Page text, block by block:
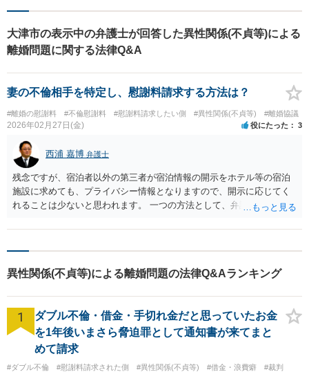
大津市の表示中の弁護士が回答した異性関係(不貞等)による
離婚問題に関する法律Q&A
妻の不倫相手を特定し、慰謝料請求する方法は？
#離婚の慰謝料 #不倫慰謝料 #慰謝料請求したい側 #異性関係(不貞等) #離婚協議
2026年02月27日(金) 役にたった 3
西浦 嘉博 弁護士
残念ですが、宿泊者以外の第三者が宿泊情報の開示をホテル等の宿泊
施設に求めても、プライバシー情報となりますので、開示に応じてく
れることは少ないと思われます。 一つの方法として、弁護士法第23条
す。 なお、奥さんと相手方が性行為を行ったことを立証できる場合、
りの法律事務所で相談されることを検討ください。
異性関係(不貞等)による離婚問題の法律Q&Aランキング
1
ダブル不倫・借金・手切れ金だと思っていたお金
を1年後いまさら脅迫罪として通知書が来てまと
めて請求
#ダブル不倫 #慰謝料請求された側 #異性関係(不貞等) #借金・浪費癖 #裁判